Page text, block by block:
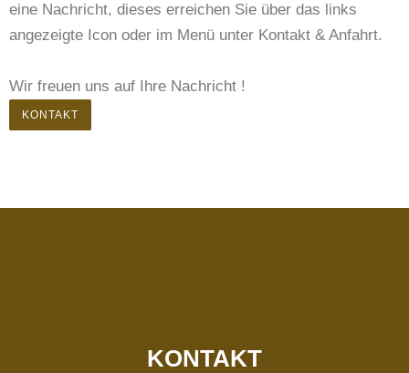
eine Nachricht, dieses erreichen Sie über das links
angezeigte Icon oder im Menü unter Kontakt & Anfahrt.
Wir freuen uns auf Ihre Nachricht !
KONTAKT
KONTAKT